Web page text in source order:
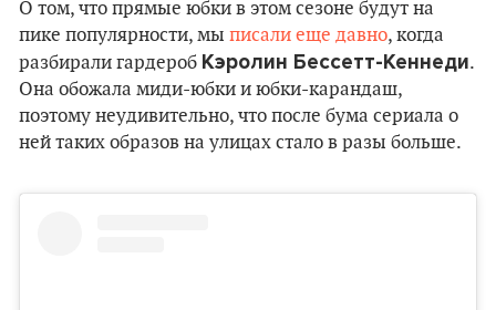
О том, что прямые юбки в этом сезоне будут на
пике популярности, мы писали еще давно, когда
разбирали гардероб Кэролин Бессетт-Кеннеди.
Она обожала миди-юбки и юбки-карандаш,
поэтому неудивительно, что после бума сериала о
ней таких образов на улицах стало в разы больше.